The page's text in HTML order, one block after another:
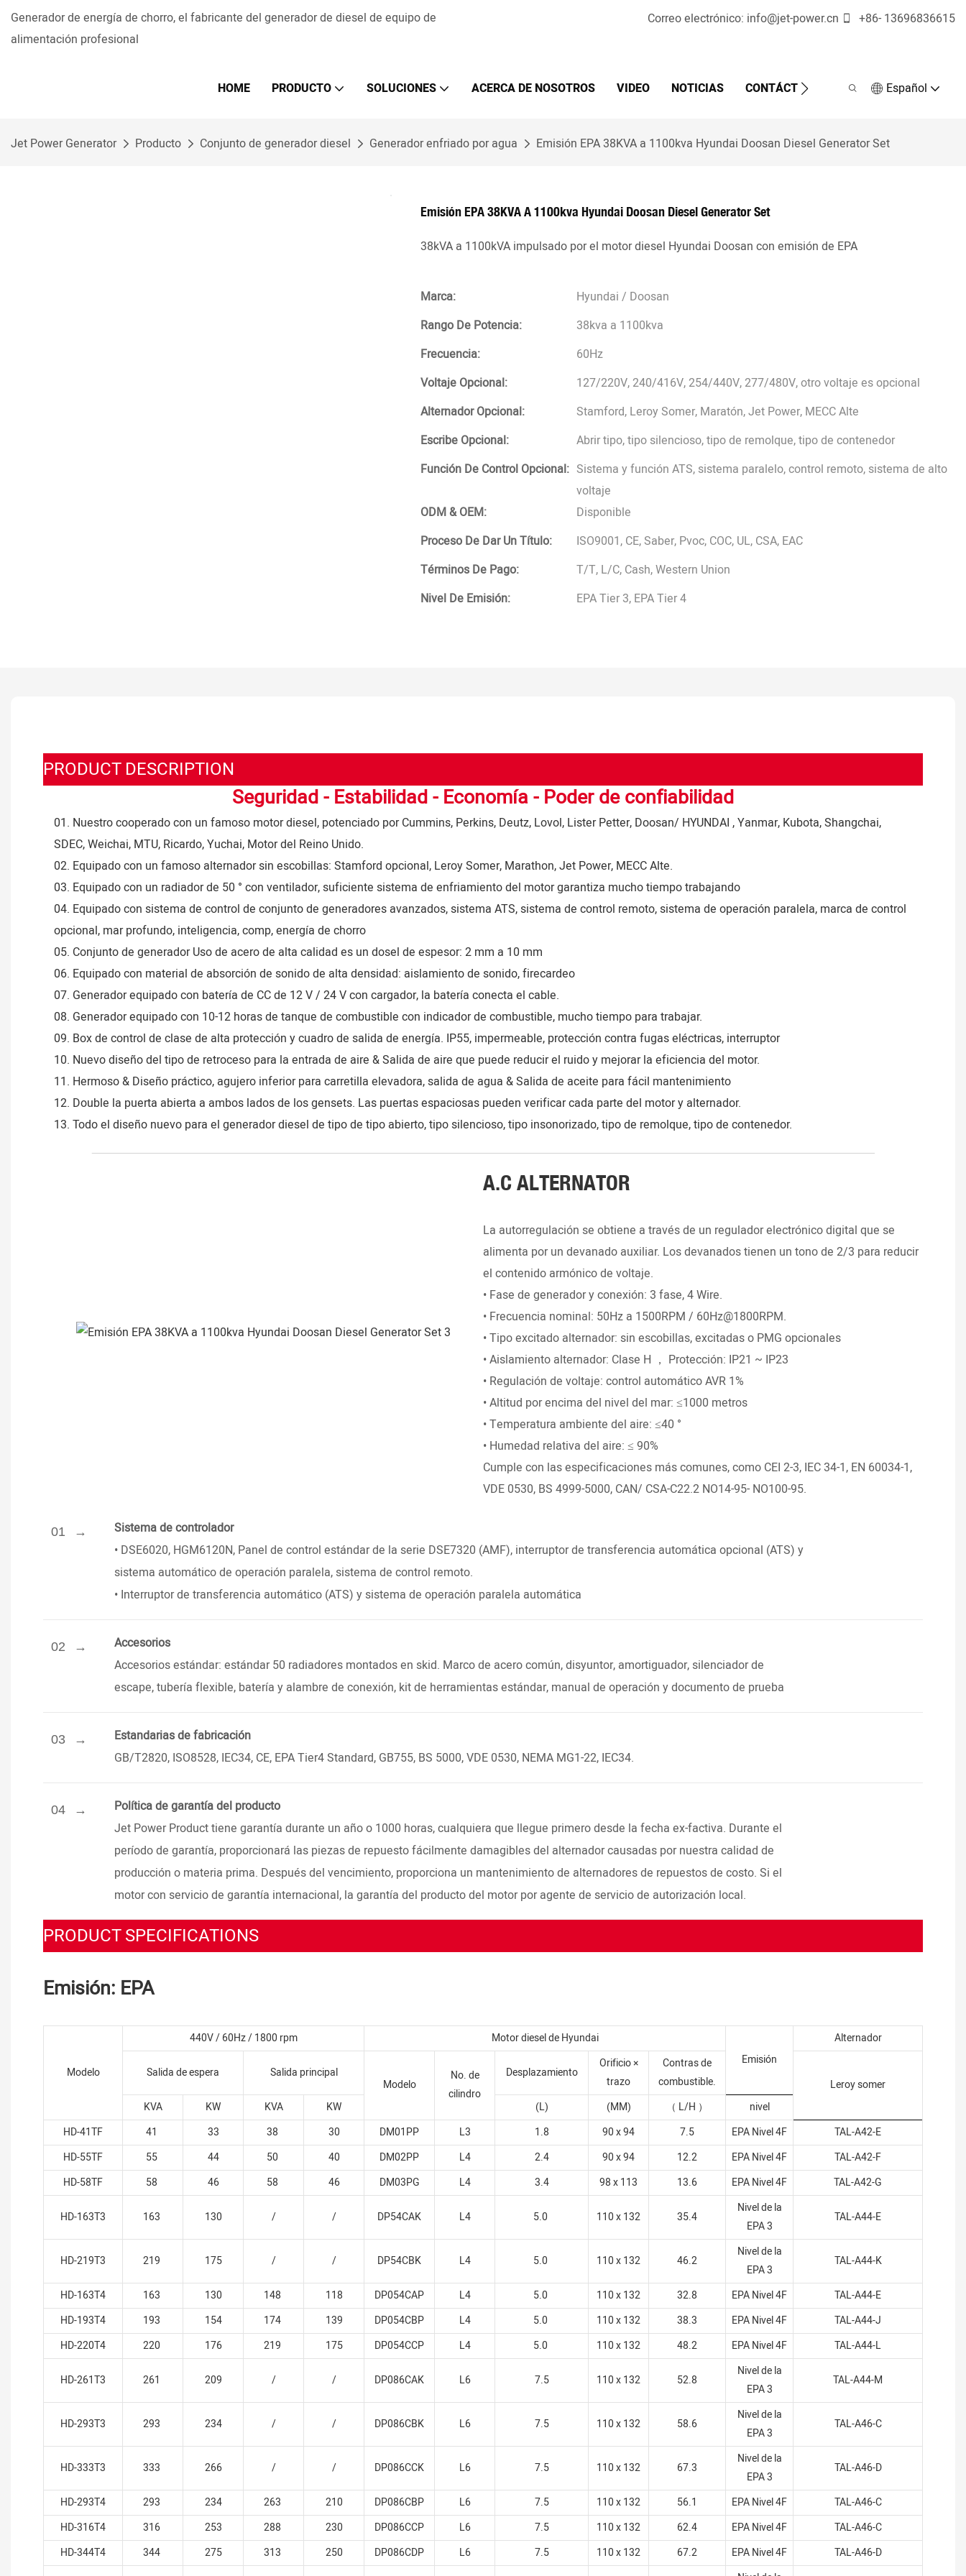
Generador de energía de chorro, el fabricante del generador de diesel de equipo de
alimentación profesional
Correo electrónico: info@jet-power.cn +86- 13696836615
HOME PRODUCTO SOLUCIONES ACERCA DE NOSOTROS VIDEO NOTICIAS CONTÁCTENOS Español
Jet Power Generator Producto Conjunto de generador diesel Generador enfriado por agua Emisión EPA 38KVA a 1100kva Hyundai Doosan Diesel Generator Set
Emisión EPA 38KVA A 1100kva Hyundai Doosan Diesel Generator Set
38kVA a 1100kVA impulsado por el motor diesel Hyundai Doosan con emisión de EPA
Marca:
Hyundai / Doosan
Rango De Potencia:
38kva a 1100kva
Frecuencia:
60Hz
Voltaje Opcional:
127/220V, 240/416V, 254/440V, 277/480V, otro voltaje es opcional
Alternador Opcional:
Stamford, Leroy Somer, Maratón, Jet Power, MECC Alte
Escribe Opcional:
Abrir tipo, tipo silencioso, tipo de remolque, tipo de contenedor
Función De Control Opcional: Sistema y función ATS, sistema paralelo, control remoto, sistema de alto
voltaje
ODM & OEM:
Disponible
Proceso De Dar Un Título:
ISO9001, CE, Saber, Pvoc, COC, UL, CSA, EAC
Términos De Pago:
T/T, L/C, Cash, Western Union
Nivel De Emisión:
EPA Tier 3, EPA Tier 4
PRODUCT DESCRIPTION
Seguridad - Estabilidad - Economía - Poder de confiabilidad
01. Nuestro cooperado con un famoso motor diesel, potenciado por Cummins, Perkins, Deutz, Lovol, Lister Petter, Doosan/ HYUNDAI , Yanmar, Kubota, Shangchai,
SDEC, Weichai, MTU, Ricardo, Yuchai, Motor del Reino Unido.
02. Equipado con un famoso alternador sin escobillas: Stamford opcional, Leroy Somer, Marathon, Jet Power, MECC Alte.
03. Equipado con un radiador de 50 ° con ventilador, suficiente sistema de enfriamiento del motor garantiza mucho tiempo trabajando
04. Equipado con sistema de control de conjunto de generadores avanzados, sistema ATS, sistema de control remoto, sistema de operación paralela, marca de control
opcional, mar profundo, inteligencia, comp, energía de chorro
05. Conjunto de generador Uso de acero de alta calidad es un dosel de espesor: 2 mm a 10 mm
06. Equipado con material de absorción de sonido de alta densidad: aislamiento de sonido, firecardeo
07. Generador equipado con batería de CC de 12 V / 24 V con cargador, la batería conecta el cable.
08. Generador equipado con 10-12 horas de tanque de combustible con indicador de combustible, mucho tiempo para trabajar.
09. Box de control de clase de alta protección y cuadro de salida de energía. IP55, impermeable, protección contra fugas eléctricas, interruptor
10. Nuevo diseño del tipo de retroceso para la entrada de aire & Salida de aire que puede reducir el ruido y mejorar la eficiencia del motor.
11. Hermoso & Diseño práctico, agujero inferior para carretilla elevadora, salida de agua & Salida de aceite para fácil mantenimiento
12. Double la puerta abierta a ambos lados de los gensets. Las puertas espaciosas pueden verificar cada parte del motor y alternador.
13. Todo el diseño nuevo para el generador diesel de tipo de tipo abierto, tipo silencioso, tipo insonorizado, tipo de remolque, tipo de contenedor.
A.C ALTERNATOR
La autorregulación se obtiene a través de un regulador electrónico digital que se
alimenta por un devanado auxiliar. Los devanados tienen un tono de 2/3 para reducir
el contenido armónico de voltaje.
• Fase de generador y conexión: 3 fase, 4 Wire.
• Frecuencia nominal: 50Hz a 1500RPM / 60Hz@1800RPM.
• Tipo excitado alternador: sin escobillas, excitadas o PMG opcionales
• Aislamiento alternador: Clase H ， Protección: IP21 ~ IP23
• Regulación de voltaje: control automático AVR 1%
• Altitud por encima del nivel del mar: ≤1000 metros
• Temperatura ambiente del aire: ≤40 °
• Humedad relativa del aire: ≤ 90%
Cumple con las especificaciones más comunes, como CEI 2-3, IEC 34-1, EN 60034-1,
VDE 0530, BS 4999-5000, CAN/ CSA-C22.2 NO14-95- NO100-95.
01
Sistema de controlador
• DSE6020, HGM6120N, Panel de control estándar de la serie DSE7320 (AMF), interruptor de transferencia automática opcional (ATS) y
sistema automático de operación paralela, sistema de control remoto.
• Interruptor de transferencia automático (ATS) y sistema de operación paralela automática
02
Accesorios
Accesorios estándar: estándar 50 radiadores montados en skid. Marco de acero común, disyuntor, amortiguador, silenciador de
escape, tubería flexible, batería y alambre de conexión, kit de herramientas estándar, manual de operación y documento de prueba
03
Estandarias de fabricación
GB/T2820, ISO8528, IEC34, CE, EPA Tier4 Standard, GB755, BS 5000, VDE 0530, NEMA MG1-22, IEC34.
04
Política de garantía del producto
Jet Power Product tiene garantía durante un año o 1000 horas, cualquiera que llegue primero desde la fecha ex-factiva. Durante el
período de garantía, proporcionará las piezas de repuesto fácilmente damagibles del alternador causadas por nuestra calidad de
producción o materia prima. Después del vencimiento, proporciona un mantenimiento de alternadores de repuestos de costo. Si el
motor con servicio de garantía internacional, la garantía del producto del motor por agente de servicio de autorización local.
PRODUCT SPECIFICATIONS
Emisión: EPA
Modelo
440V / 60Hz / 1800 rpm
Motor diesel de Hyundai
Emisión
Alternador
Salida de espera
Salida principal
Modelo
No. de
cilindro
Desplazamiento
Orificio ×
trazo
Contras de
combustible.
Leroy somer
KVA
KW KVA KW (L) (MM) （ L/H ）
nivel
HD-41TF
41 33 38 30 DM01PP L3 1.8 90 x 94 7.5 EPA Nivel 4F
TAL-A42-E
HD-55TF
55 44 50 40 DM02PP L4 2.4 90 x 94 12.2 EPA Nivel 4F
TAL-A42-F
HD-58TF
58 46 58 46 DM03PG L4 3.4 98 x 113 13.6 EPA Nivel 4F TAL-A42-G
HD-163T3 163 130 / / DP54CAK L4 5.0 110 x 132 35.4
Nivel de la
EPA 3
TAL-A44-E
HD-219T3 219 175 / / DP54CBK L4 5.0 110 x 132 46.2
Nivel de la
EPA 3
TAL-A44-K
HD-163T4 163 130 148 118 DP054CAP L4 5.0 110 x 132 32.8 EPA Nivel 4F
TAL-A44-E
HD-193T4
193 154 174 139 DP054CBP L4 5.0 110 x 132 38.3 EPA Nivel 4F
TAL-A44-J
HD-220T4
220 176 219 175 DP054CCP L4 5.0 110 x 132 48.2 EPA Nivel 4F TAL-A44-L
HD-261T3 261 209 / / DP086CAK L6 7.5 110 x 132 52.8
Nivel de la
EPA 3
TAL-A44-M
HD-293T3 293 234 / / DP086CBK L6 7.5 110 x 132 58.6
Nivel de la
EPA 3
TAL-A46-C
HD-333T3 333 266 / / DP086CCK L6 7.5 110 x 132 67.3
Nivel de la
EPA 3
TAL-A46-D
HD-293T4 293 234 263 210 DP086CBP L6 7.5 110 x 132 56.1 EPA Nivel 4F
TAL-A46-C
HD-316T4
316 253 288 230 DP086CCP L6 7.5 110 x 132 62.4 EPA Nivel 4F
TAL-A46-C
HD-344T4
344 275 313 250 DP086CDP L6 7.5 110 x 132 67.2 EPA Nivel 4F
TAL-A46-D